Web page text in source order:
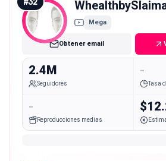
Mega
Obtener email
2.4M
Seguidores
-
Tasa
-
Reproducciones medias